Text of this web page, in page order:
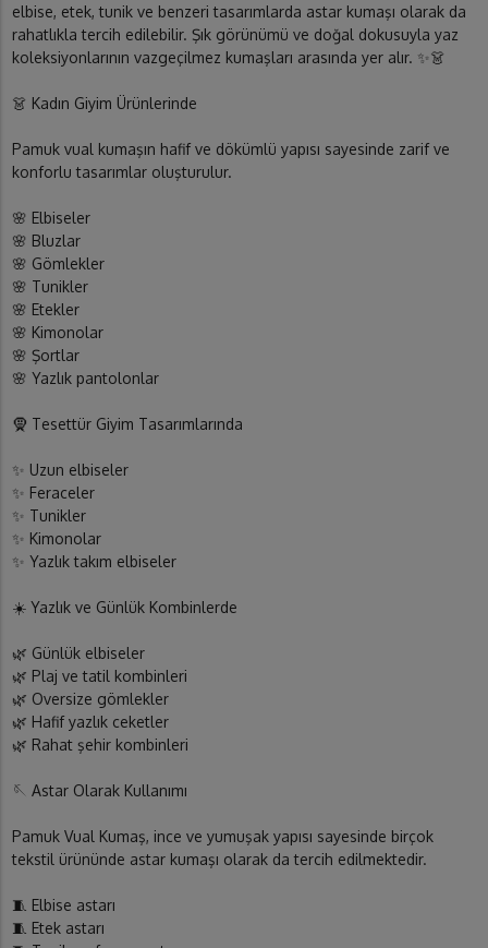
elbise, etek, tunik ve benzeri tasarımlarda astar kumaşı olarak da
rahatlıkla tercih edilebilir. Şık görünümü ve doğal dokusuyla yaz
koleksiyonlarının vazgeçilmez kumaşları arasında yer alır. ✨👗
👗 Kadın Giyim Ürünlerinde
Pamuk vual kumaşın hafif ve dökümlü yapısı sayesinde zarif ve
konforlu tasarımlar oluşturulur.
🌸 Elbiseler
🌸 Bluzlar
🌸 Gömlekler
🌸 Tunikler
🌸 Etekler
🌸 Kimonolar
🌸 Şortlar
🌸 Yazlık pantolonlar
🧕 Tesettür Giyim Tasarımlarında
✨ Uzun elbiseler
✨ Feraceler
✨ Tunikler
✨ Kimonolar
✨ Yazlık takım elbiseler
☀️ Yazlık ve Günlük Kombinlerde
🌿 Günlük elbiseler
🌿 Plaj ve tatil kombinleri
🌿 Oversize gömlekler
🌿 Hafif yazlık ceketler
🌿 Rahat şehir kombinleri
🪡 Astar Olarak Kullanımı
Pamuk Vual Kumaş, ince ve yumuşak yapısı sayesinde birçok
tekstil ürününde astar kumaşı olarak da tercih edilmektedir.
🧵 Elbise astarı
🧵 Etek astarı